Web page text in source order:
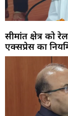
सीमांत क्षेत्र को
एक्सप्रेस का